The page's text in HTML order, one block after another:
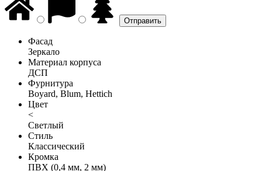
Фасад
Зеркало
Материал корпуса
ДСП
Фурнитура
Boyard, Blum, Hettich
Цвет
<
Светлый
Стиль
Классический
Кромка
ПВХ (0,4 мм, 2 мм)